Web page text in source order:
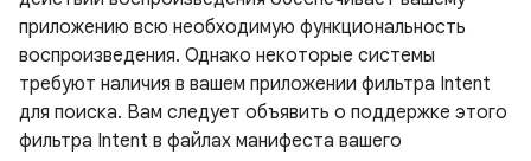
приложению всю необходимую функциональность
воспроизведения. Однако некоторые системы
требуют наличия в вашем приложении фильтра Intent
для поиска. Вам следует объявить о поддержке этого
фильтра Intent в файлах манифеста вашего